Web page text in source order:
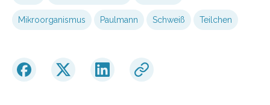
Mikroorganismus Paulmann Schweiß Teilchen